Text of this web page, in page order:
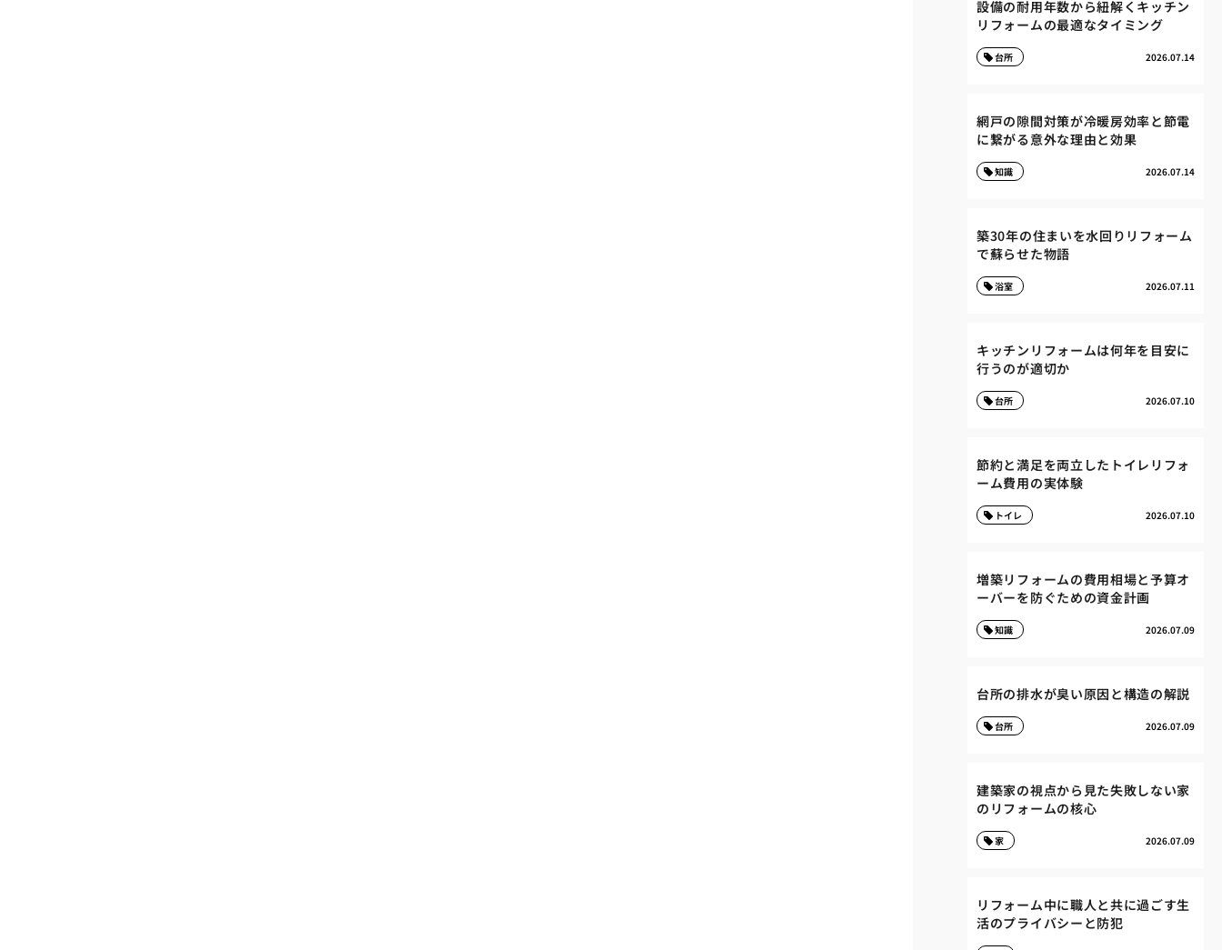
設備の耐用年数から紐解くキッチン
リフォームの最適なタイミング
2026.07.14
台所
網戸の隙間対策が冷暖房効率と節電
に繋がる意外な理由と効果
2026.07.14
知識
築30年の住まいを水回りリフォーム
で蘇らせた物語
2026.07.11
浴室
キッチンリフォームは何年を目安に
行うのが適切か
2026.07.10
台所
節約と満足を両立したトイレリフォ
ーム費用の実体験
2026.07.10
トイレ
増築リフォームの費用相場と予算オ
ーバーを防ぐための資金計画
2026.07.09
知識
台所の排水が臭い原因と構造の解説
2026.07.09
台所
建築家の視点から見た失敗しない家
のリフォームの核心
2026.07.09
家
リフォーム中に職人と共に過ごす生
活のプライバシーと防犯